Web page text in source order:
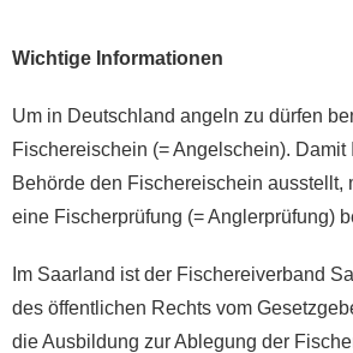
Wichtige Informationen
Um in Deutschland angeln zu dürfen
Fischereischein (= Angelschein). Damit
Behörde den Fischereischein ausstellt,
eine Fischerprüfung (= Anglerprüfung)
Im Saarland ist der Fischereiverband
des öffentlichen Rechts vom
die Ausbildung zur Ablegung der